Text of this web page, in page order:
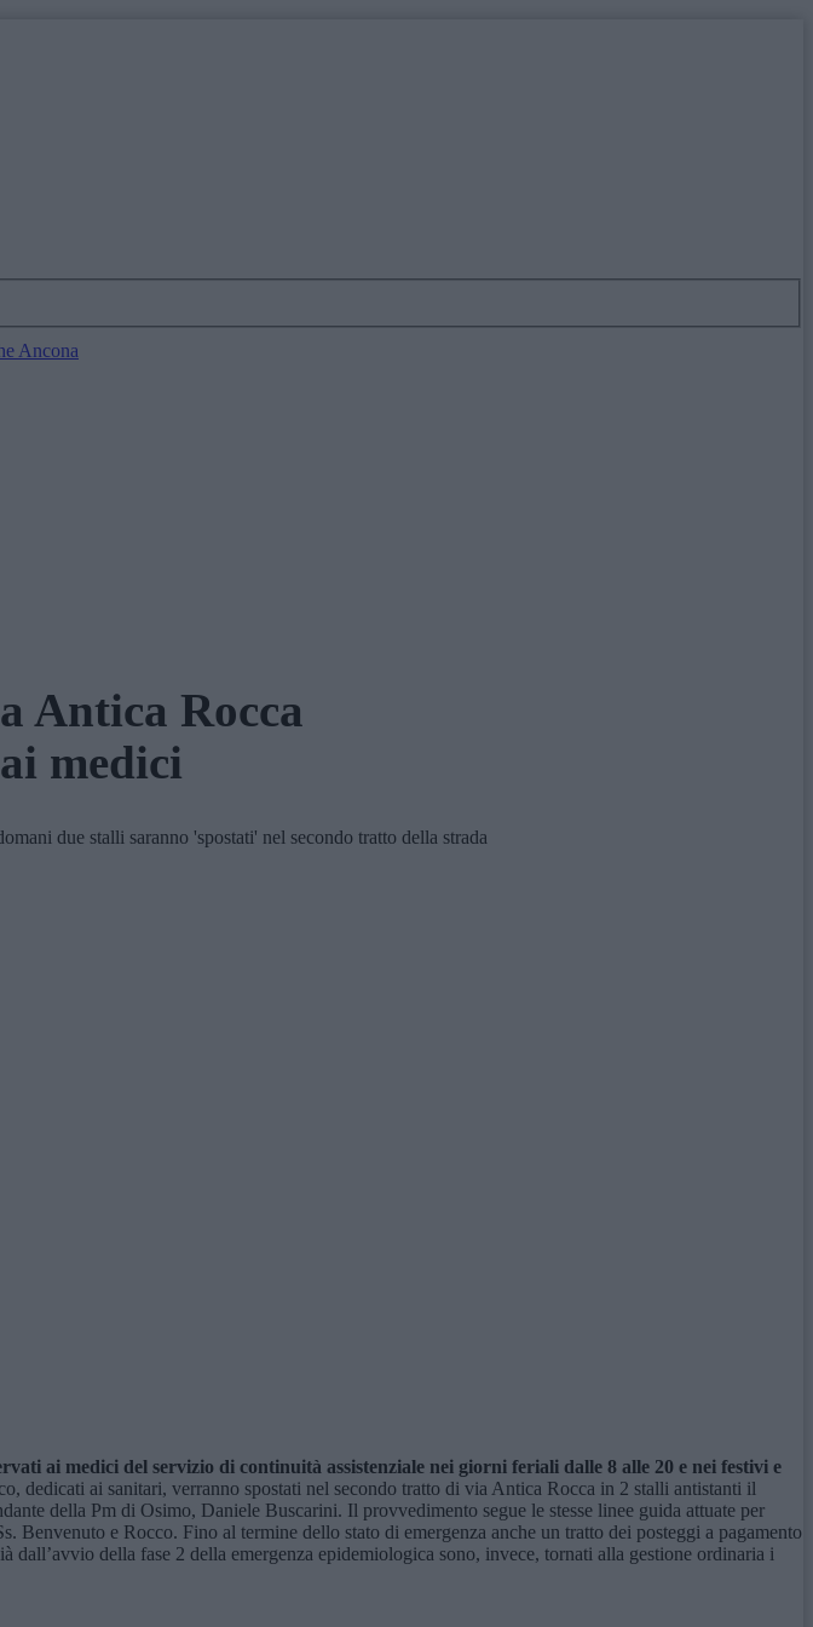
Antica Rocca
medici
due stalli saranno 'spostati' nel secondo tratto della strada
ai medici del servizio di continuità assistenziale nei giorni feriali dalle 8 alle 20 e nei festivi e
dedicati ai sanitari, verranno spostati nel secondo tratto di via Antica Rocca in 2 stalli antistanti il
della Pm di Osimo, Daniele Buscarini. Il provvedimento segue le stesse linee guida attuate per
Benvenuto e Rocco. Fino al termine dello stato di emergenza anche un tratto dei posteggi a pagamento
della fase 2 della emergenza epidemiologica sono, invece, tornati alla gestione ordinaria i